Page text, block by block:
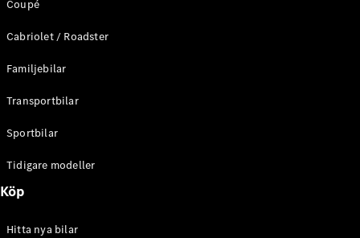
Terrain
E-Klass
Kombi
E-Klass
Terrain
Konfigurator
Store
Coupé
Cabriolet / Roadster
Familjebilar
Transportbilar
Sportbilar
Tidigare modeller
Köp
Hitta nya bilar